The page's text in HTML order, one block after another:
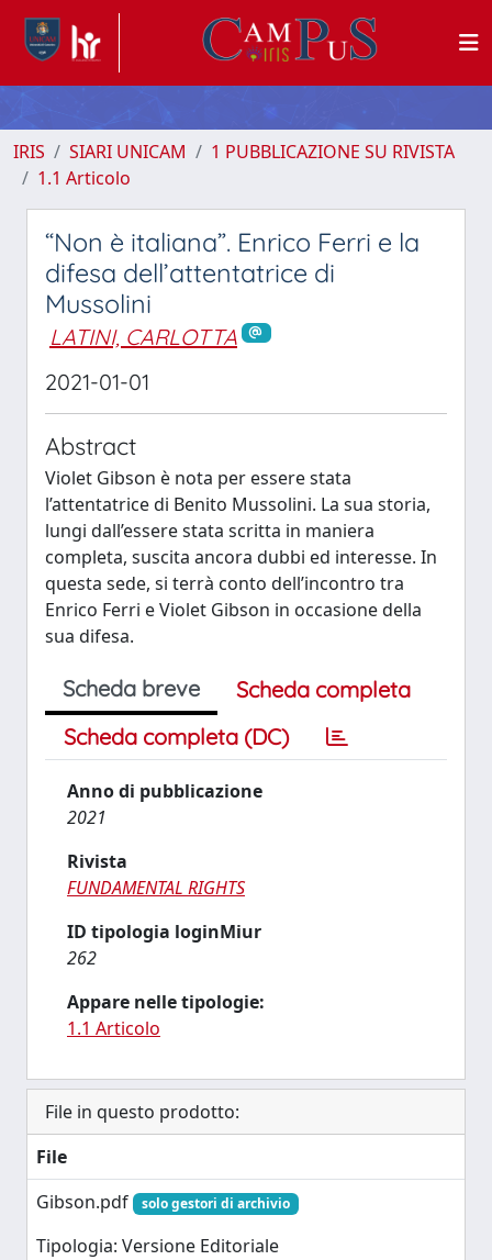
IRIS SIARI UNICAM
1 PUBBLICAZIONE SU RIVISTA
1.1 Articolo
“Non è italiana”. Enrico Ferri e la
difesa dell’attentatrice di
Mussolini
LATINI, CARLOTTA
2021-01-01
Abstract
Violet Gibson è nota per essere stata
l’attentatrice di Benito Mussolini. La sua storia,
lungi dall’essere stata scritta in maniera
completa, suscita ancora dubbi ed interesse. In
questa sede, si terrà conto dell’incontro tra
Enrico Ferri e Violet Gibson in occasione della
sua difesa.
Scheda breve
Scheda completa
Scheda completa (DC)
Anno di pubblicazione
2021
Rivista
FUNDAMENTAL RIGHTS
ID tipologia loginMiur
262
Appare nelle tipologie:
1.1 Articolo
File in questo prodotto:
File
Gibson.pdf
solo gestori di archivio
Tipologia: Versione Editoriale